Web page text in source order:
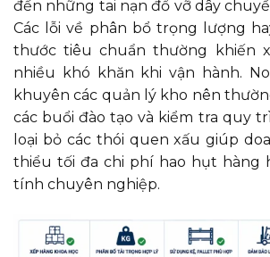
đến những tai nạn đổ vỡ dây
Các lỗi về phân bổ trọng lượng
thước tiêu chuẩn thường khiến
nhiều khó khăn khi vận hành.
khuyên các quản lý kho nên
các buổi đào tạo và kiểm tra quy
loại bỏ các thói quen xấu giúp
thiểu tối đa chi phí hao hụt hàng
tính chuyên nghiệp.